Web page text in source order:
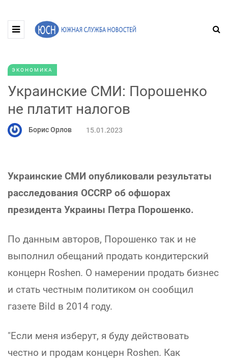
ЭКОНОМИКА
Украинские СМИ: Порошенко
не платит налогов
Борис Орлов 15.01.2023
Украинские СМИ опубликовали результаты
расследования OCCRP об офшорах
президента Украины Петра Порошенко.
По данным авторов, Порошенко так и не
выполнил обещаний продать кондитерский
концерн Roshen. О намерении продать бизнес
и стать честным политиком он сообщил
газете Bild в 2014 году.
"Если меня изберут, я буду действовать
честно и продам концерн Roshen. Как